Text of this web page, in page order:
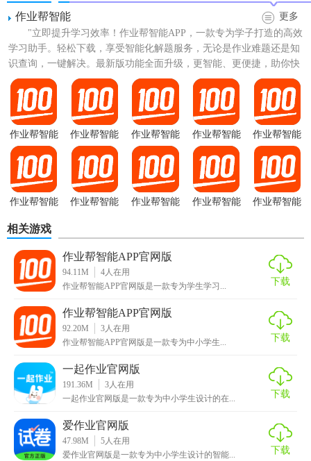
分享学习心得。
4. 实时更新：定期更新题库和知识点，确保用户获取最新的
学习资料。
【作业帮智能APP官网版用法】
1. 下载与安装：在作业帮官网或应用商店下载并安装作业帮
智能APP。
2. 注册与登录：使用手机号或邮箱注册账号并登录。
3. 使用功能：根据需求选择相应的功能，如题目解答、知识
点讲解等。通过拍照或输入题目获取解析和答案。
4. 互动交流：在互动社区中与其他用户交流学习经验，分享
学习资料。
【作业帮智能APP官网版点评】
作业帮智能APP官网版是一款非常实用的学习工具，通过智能
识别技术和个性化推荐功能，帮助用户解决作业难题，提升
年龄段的学生使用。此外，软件的互动社区功能也为学生提
供了一个良好的交流平台，有助于提升学习效果。总体来
说，作业帮智能APP官网版是一款值得推荐的学习应用。
作业帮智能
更多
"立即提升学习效率！作业帮智能APP，一款专为学子打造的高效
学习助手。轻松下载，享受智能化解题服务，无论是作业难题还是知
识查询，一键解决。最新版功能全面升级，更智能、更便捷，助你快
速掌握学习技巧，提升...
作业帮智能
APP官网版
作业帮智能
2026最新版
作业帮智能
旧版本
作业帮智能
作业帮智能
app免费版
作业帮智能
作业帮智能
作业帮智能
作业帮智能 作业帮智能
相关游戏
作业帮智能APP官网版
94.11M 4人在用
作业帮智能APP官网版是一款专为学生学习...
下载
作业帮智能APP官网版
92.20M 3人在用
作业帮智能APP官网版是一款专为中小学生...
下载
一起作业官网版
191.36M 3人在用
一起作业官网版是一款专为中小学生设计的在...
下载
爱作业官网版
47.98M 5人在用
爱作业官网版是一款专为中小学生设计的智能...
下载